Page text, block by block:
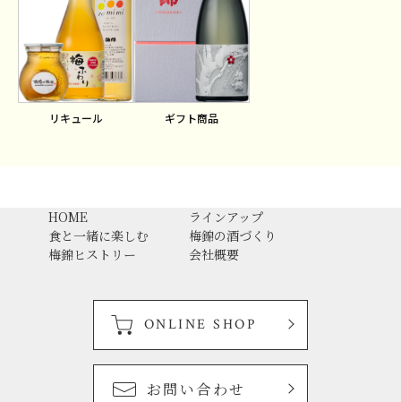
リキュール ギフト商品
HOME
ラインアップ
食と一緒に楽しむ
梅錦の酒づくり
梅錦ヒストリー
会社概要
ONLINE SHOP
お問い合わせ